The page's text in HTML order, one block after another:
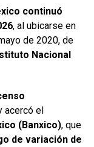
continuó
, al ubicarse en
de 2020, de
Nacional
acercó el
(Banxico), que
de variación de